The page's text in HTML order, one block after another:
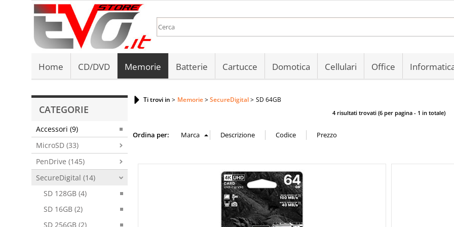
Per
Hai
Home CD/DVD Memorie Batterie Cartucce Domotica Cellulari Office
CATEGORIE
Accessori (9)
MicroSD (33)
PenDrive (145)
SecureDigital (14)
SD 128GB (4)
SD 16GB (2)
SD 256GB (2)
Ti trovi in Memorie SecureDigital SD 64GB
4 risultati trovati (6 per pagina - 1 in totale)
Ordina per: